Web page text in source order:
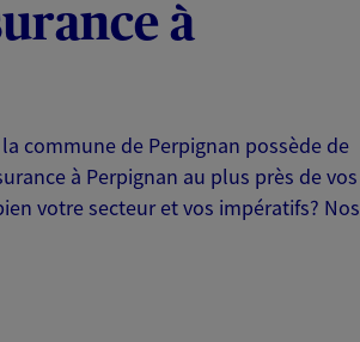
à
commune de Perpignan possède de
à Perpignan au plus près de vos
votre secteur et vos impératifs? Nos